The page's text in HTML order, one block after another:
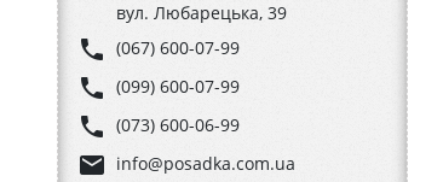
вул. Любарецька, 39
phone (067) 600-07-99
phone (099) 600-07-99
phone (073) 600-06-99
email info@posadka.com.ua